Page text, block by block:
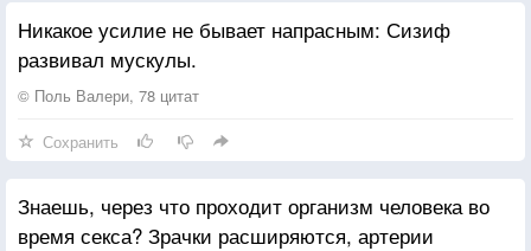
Никакое усилие не бывает напрасным: Сизиф
развивал мускулы.
© Поль Валери, 78 цитат
Сохранить
Знаешь, через что проходит организм человека во
время секса? Зрачки расширяются, артерии